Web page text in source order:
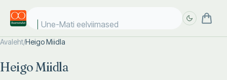
Une-Mati eelviimased
Avaleht/Heigo Miidla
Heigo Miidla